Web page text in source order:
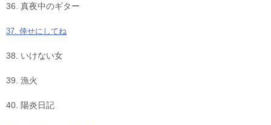
36. 真夜中のギター
37. 倖せにしてね
38. いけない女
39. 漁火
40. 陽炎日記